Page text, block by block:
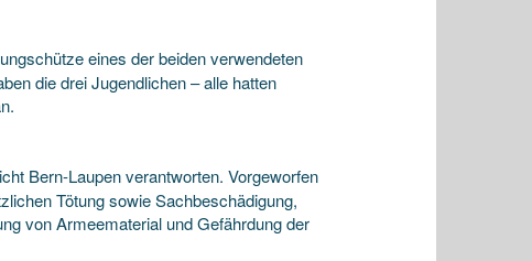
eines der beiden verwendeten
die drei Jugendlichen – alle hatten
Bern-Laupen verantworten. Vorgeworfen
Tötung sowie Sachbeschädigung,
von Armeematerial und Gefährdung der